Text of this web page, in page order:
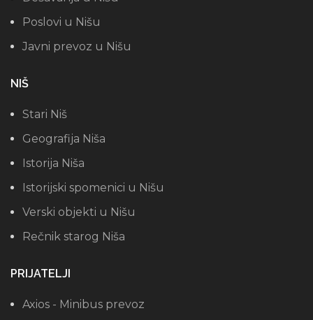
Poslovi u Nišu
Javni prevoz u Nišu
NIŠ
Stari Niš
Geografija Niša
Istorija Niša
Istorijski spomenici u Nišu
Verski objekti u Nišu
Rečnik starog Niša
PRIJATELJI
Axios - Minibus prevoz